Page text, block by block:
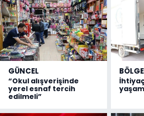
GÜNCEL
“Okul alışverişinde
yerel esnaf tercih
edilmeli”